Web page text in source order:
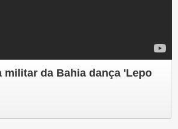
militar da Bahia dança 'Lepo